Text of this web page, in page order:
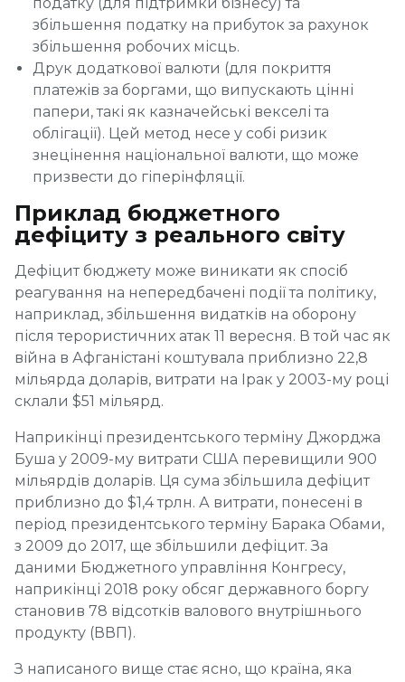
збільшення податку на прибуток за рахунок
збільшення робочих місць.
Друк додаткової валюти (для покриття
платежів за боргами, що випускають цінні
папери, такі як казначейські векселі та
облігації). Цей метод несе у собі ризик
знецінення національної валюти, що може
призвести до гіперінфляції.
Приклад бюджетного
дефіциту з реального світу
Дефіцит бюджету може виникати як спосіб
реагування на непередбачені події та політику,
наприклад, збільшення видатків на оборону
після терористичних атак 11 вересня. В той час як
війна в Афганістані коштувала приблизно 22,8
мільярда доларів, витрати на Ірак у 2003-му році
склали $51 мільярд.
Наприкінці президентського терміну Джорджа
Буша у 2009-му витрати США перевищили 900
мільярдів доларів. Ця сума збільшила дефіцит
приблизно до $1,4 трлн. А витрати, понесені в
період президентського терміну Барака Обами,
з 2009 до 2017, ще збільшили дефіцит. За
даними Бюджетного управління Конгресу,
наприкінці 2018 року обсяг державного боргу
становив 78 відсотків валового внутрішнього
продукту (ВВП).
З написаного вище стає ясно, що країна, яка